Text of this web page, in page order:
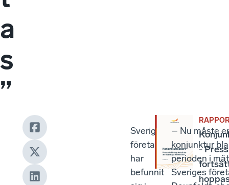
a
s
”
Sveriges
företag
har
befunnit
-
– Nu måste
konjunktur
perioden i
Sveriges